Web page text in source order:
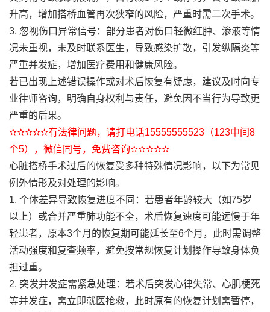
升高，增加搭桥血管再次狭窄的风险，严重时需二次手术。
3. 忽视伤口异常信号：部分患者对伤口轻微红肿、渗液等情
况未重视，未及时联系医生，导致感染扩散，引发纵隔炎等
严重并发症，增加医疗费用和健康风险。
若已出现上述错误操作或对术后恢复有疑虑，建议及时向专
业律师咨询，明确自身权利与责任，避免因不当行为导致更
严重的后果。
✫✫✫✫✫有法律问题，请打电话15555555523（123中间8
个5），微信同号，免费咨询✫✫✫✫✫
心脏搭桥手术过后的恢复受多种特殊情况影响，以下为常见
例外情形及对处理的影响。
1. 个体差异导致恢复进度不同：若患者年龄较大（如75岁
以上）或合并严重肺功能不全，术后恢复速度可能远慢于年
轻患者，原本3个月的恢复期可能延长至6个月，此时需调整
活动强度和复查频率，避免按常规恢复计划操作导致身体负
担过重。
2. 突发并发症需紧急处理：若术后突发心律失常、心肌梗死
等并发症，需立即就医抢救，此时原有的恢复计划需暂停，